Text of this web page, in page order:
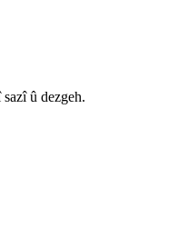
û dezgeh.